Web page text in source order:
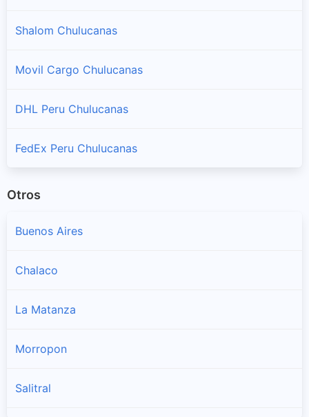
Shalom Chulucanas
Movil Cargo Chulucanas
DHL Peru Chulucanas
FedEx Peru Chulucanas
Otros
Buenos Aires
Chalaco
La Matanza
Morropon
Salitral